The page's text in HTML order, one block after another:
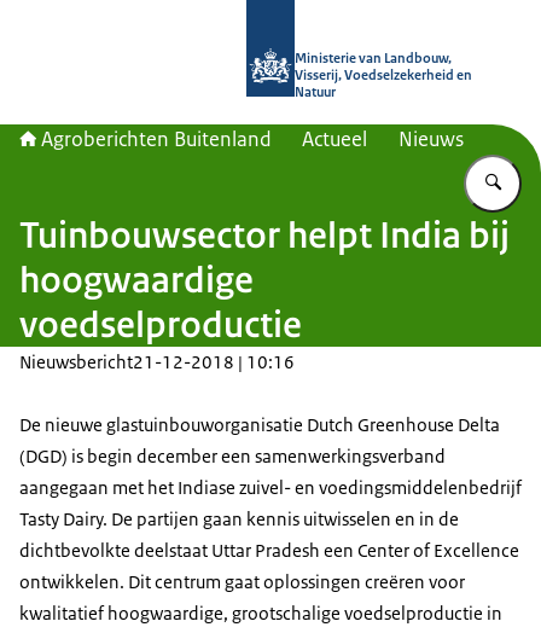
Ministerie van Landbouw,
Visserij, Voedselzekerheid en
Natuur
Agroberichten Buitenland Actueel Nieuws
Tuinbouwsector helpt India bij
hoogwaardige
voedselproductie
Nieuwsbericht21-12-2018 | 10:16
De nieuwe glastuinbouworganisatie Dutch Greenhouse Delta
(DGD) is begin december een samenwerkingsverband
aangegaan met het Indiase zuivel- en voedingsmiddelenbedrijf
Tasty Dairy. De partijen gaan kennis uitwisselen en in de
dichtbevolkte deelstaat Uttar Pradesh een Center of Excellence
ontwikkelen. Dit centrum gaat oplossingen creëren voor
kwalitatief hoogwaardige, grootschalige voedselproductie in